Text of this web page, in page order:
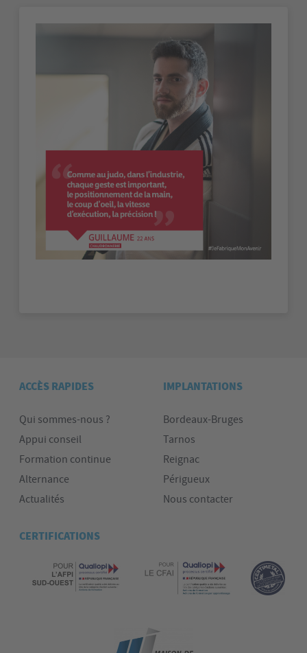
ACCÈS RAPIDES
Qui sommes-nous ?
Appui conseil
Formation continue
Alternance
Actualités
IMPLANTATIONS
Bordeaux-Bruges
Tarnos
Reignac
Périgueux
Nous contacter
CERTIFICATIONS